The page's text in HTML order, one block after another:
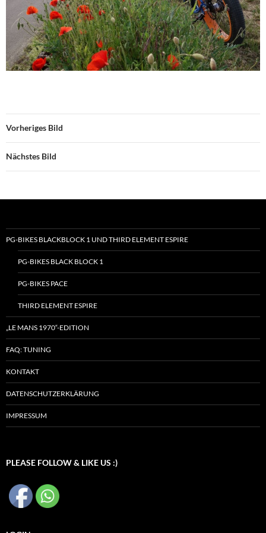
Vorheriges Bild
Nächstes Bild
PG-BIKES BLACKBLOCK 1 UND THIRD ELEMENT ESPIRE
PG-BIKES BLACK BLOCK 1
PG-BIKES PACE
THIRD ELEMENT ESPIRE
„LE MANS 1970“-EDITION
FAQ: TUNING
KONTAKT
DATENSCHUTZERKLÄRUNG
IMPRESSUM
PLEASE FOLLOW & LIKE US :)